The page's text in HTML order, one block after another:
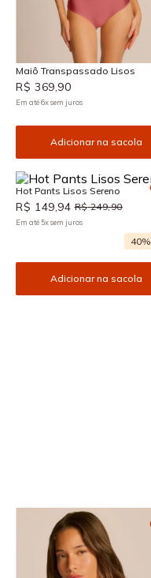
Maiô Transpassado Lisos
R$ 369 90
Em até6xsem juros
Adicionar na sacola
Hot Pants Lisos Sereno
R$ 149 94 R$ 249,90
Em até 5xsem juros
40%
Adicionar na sacola